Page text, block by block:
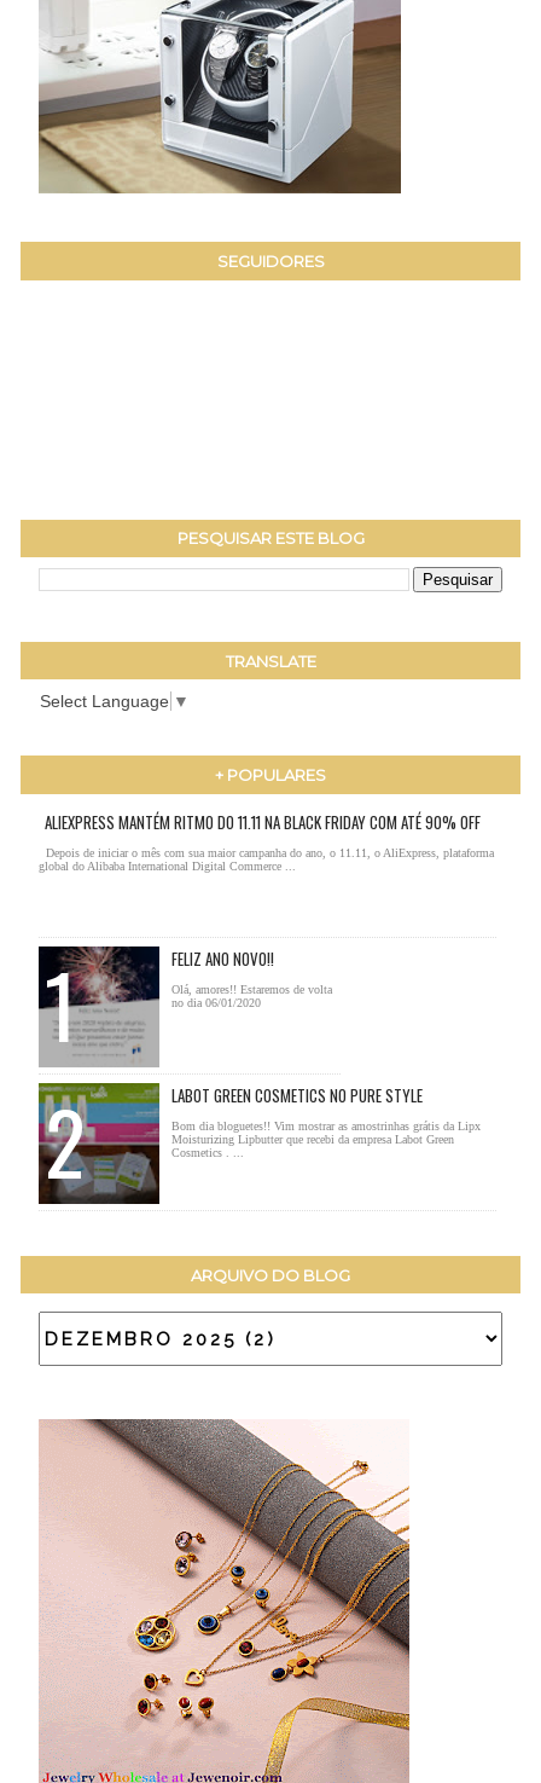
SEGUIDORES
PESQUISAR ESTE BLOG
TRANSLATE
Select Language ▼
+ POPULARES
ALIEXPRESS MANTÉM RITMO DO 11.11 NA BLACK FRIDAY COM ATÉ 90% OFF
Depois de iniciar o mês com sua maior campanha do ano, o 11.11, o AliExpress, plataforma
global do Alibaba International Digital Commerce ...
FELIZ ANO NOVO!!
Olá, amores!! Estaremos de volta
no dia 06/01/2020
LABOT GREEN COSMETICS NO PURE STYLE
Bom dia bloguetes!! Vim mostrar as amostrinhas grátis da Lipx
Moisturizing Lipbutter que recebi da empresa Labot Green
Cosmetics . ...
ARQUIVO DO BLOG